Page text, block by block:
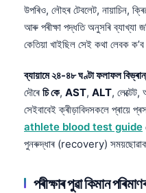
উপৰিও, লৌহৰ টেবলেট, নায়াচিন,
আৰু পৰীক্ষা পদ্ধতি অনুসৰি ব্যাখ্যা
কেতিয়া খাইছিল সেই কথা লেবক
ব্যায়ামে ২৪-৪৮ ঘণ্টা ফলাফল
দৌৰে চি কে, AST, ALT,
সেইবাবেই ক্ৰীড়াবিদসকলে প্ৰায়ে
athlete blood test guide
পুনৰুদ্ধাৰ (recovery) সময়ছোৱাক
পৰীক্ষাৰ পুৱা কিমান